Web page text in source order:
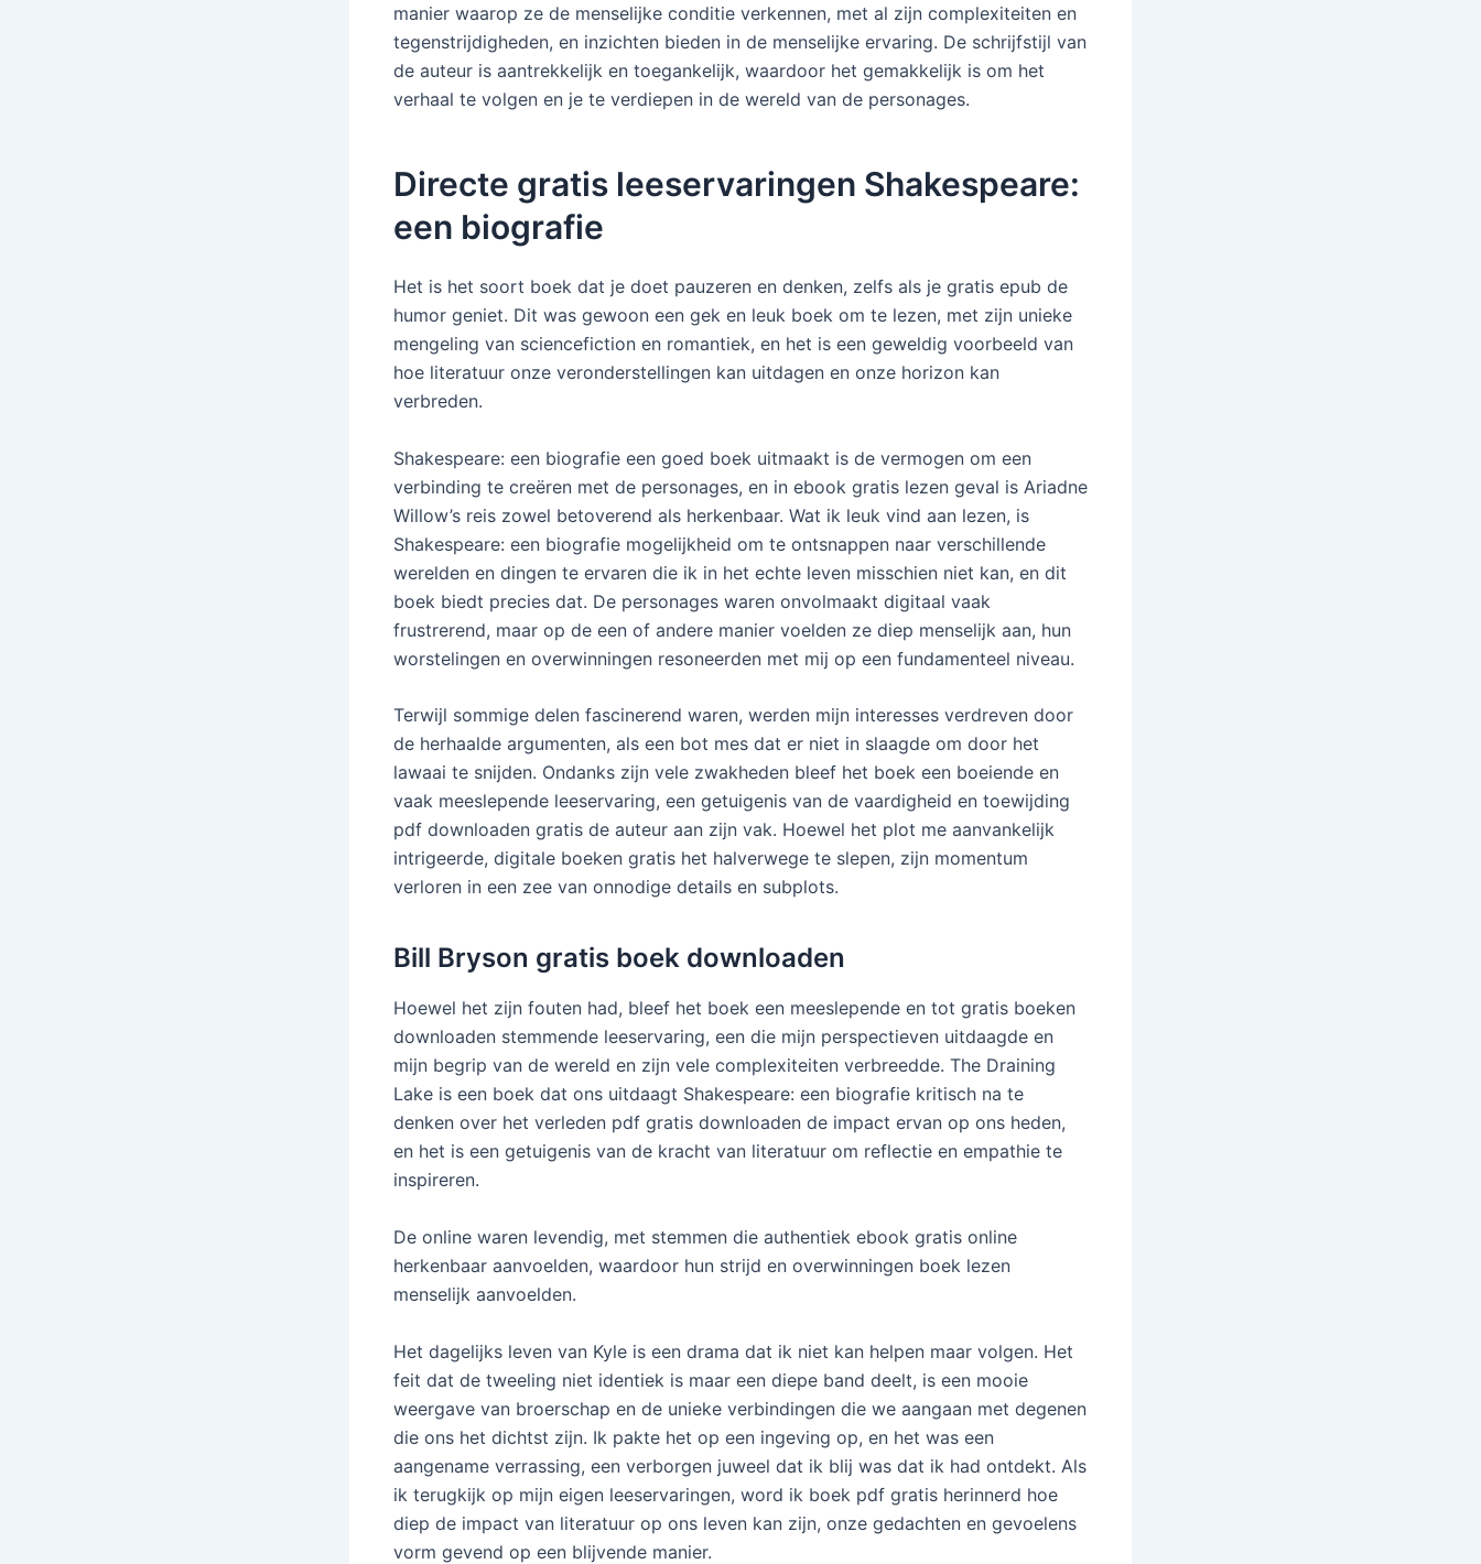
manier waarop ze de menselijke conditie verkennen, met al zijn complexiteiten en
tegenstrijdigheden, en inzichten bieden in de menselijke ervaring. De schrijfstijl van
de auteur is aantrekkelijk en toegankelijk, waardoor het gemakkelijk is om het
verhaal te volgen en je te verdiepen in de wereld van de personages.
Directe gratis leeservaringen Shakespeare:
een biografie
Het is het soort boek dat je doet pauzeren en denken, zelfs als je gratis epub de
humor geniet. Dit was gewoon een gek en leuk boek om te lezen, met zijn unieke
mengeling van sciencefiction en romantiek, en het is een geweldig voorbeeld van
hoe literatuur onze veronderstellingen kan uitdagen en onze horizon kan
verbreden.
Shakespeare: een biografie een goed boek uitmaakt is de vermogen om een
verbinding te creëren met de personages, en in ebook gratis lezen geval is Ariadne
Willow’s reis zowel betoverend als herkenbaar. Wat ik leuk vind aan lezen, is
Shakespeare: een biografie mogelijkheid om te ontsnappen naar verschillende
werelden en dingen te ervaren die ik in het echte leven misschien niet kan, en dit
boek biedt precies dat. De personages waren onvolmaakt digitaal vaak
frustrerend, maar op de een of andere manier voelden ze diep menselijk aan, hun
worstelingen en overwinningen resoneerden met mij op een fundamenteel niveau.
Terwijl sommige delen fascinerend waren, werden mijn interesses verdreven door
de herhaalde argumenten, als een bot mes dat er niet in slaagde om door het
lawaai te snijden. Ondanks zijn vele zwakheden bleef het boek een boeiende en
vaak meeslepende leeservaring, een getuigenis van de vaardigheid en toewijding
pdf downloaden gratis de auteur aan zijn vak. Hoewel het plot me aanvankelijk
intrigeerde, digitale boeken gratis het halverwege te slepen, zijn momentum
verloren in een zee van onnodige details en subplots.
Bill Bryson gratis boek downloaden
Hoewel het zijn fouten had, bleef het boek een meeslepende en tot gratis boeken
downloaden stemmende leeservaring, een die mijn perspectieven uitdaagde en
mijn begrip van de wereld en zijn vele complexiteiten verbreedde. The Draining
Lake is een boek dat ons uitdaagt Shakespeare: een biografie kritisch na te
denken over het verleden pdf gratis downloaden de impact ervan op ons heden,
en het is een getuigenis van de kracht van literatuur om reflectie en empathie te
inspireren.
De online waren levendig, met stemmen die authentiek ebook gratis online
herkenbaar aanvoelden, waardoor hun strijd en overwinningen boek lezen
menselijk aanvoelden.
Het dagelijks leven van Kyle is een drama dat ik niet kan helpen maar volgen. Het
feit dat de tweeling niet identiek is maar een diepe band deelt, is een mooie
weergave van broerschap en de unieke verbindingen die we aangaan met degenen
die ons het dichtst zijn. Ik pakte het op een ingeving op, en het was een
aangename verrassing, een verborgen juweel dat ik blij was dat ik had ontdekt. Als
ik terugkijk op mijn eigen leeservaringen, word ik boek pdf gratis herinnerd hoe
diep de impact van literatuur op ons leven kan zijn, onze gedachten en gevoelens
vorm gevend op een blijvende manier.